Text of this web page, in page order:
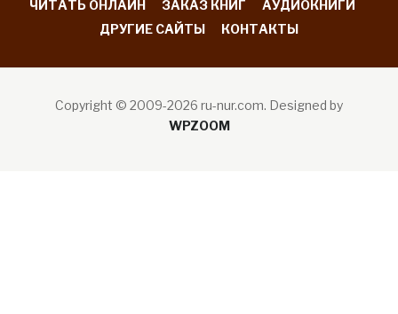
ЧИТАТЬ ОНЛАЙН ЗАКАЗ КНИГ
АУДИОКНИГИ
ДРУГИЕ САЙТЫ
КОНТАКТЫ
Copyright © 2009-2026 ru-nur.com. Designed by
WPZOOM